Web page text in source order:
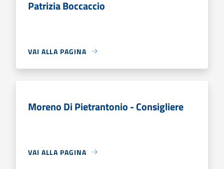
Patrizia Boccaccio
VAI ALLA PAGINA
Moreno Di Pietrantonio - Consigliere
VAI ALLA PAGINA